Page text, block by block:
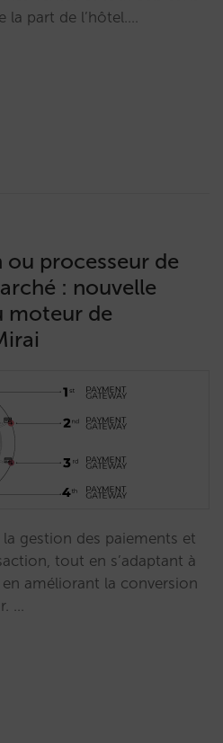
la part de l’hôtel.…
processeur de
: nouvelle
moteur de
gestion des paiements et
tout en s’adaptant à
améliorant la conversion
…